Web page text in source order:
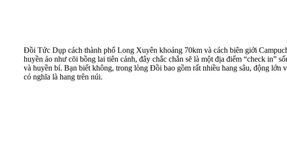
Đồi Tức Dụp cách thành phố Long Xuyên khoảng 70km và cách biên giới
huyền ảo như cõi bồng lai tiên cảnh, đây chắc chắn sẽ là một địa điểm “check
và huyền bí. Bạn biết không, trong lòng Đồi bao gồm rất nhiều hang sâu, động
có nghĩa là hang trên núi.